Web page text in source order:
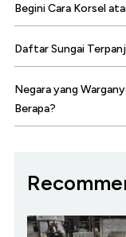
Begini Cara Korsel
Daftar Sungai
Negara yang
Berapa?